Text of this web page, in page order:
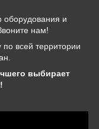
оборудования и
нам!
всей территории
выбирает